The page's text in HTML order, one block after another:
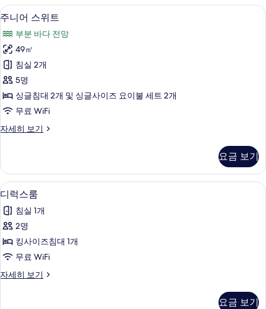
두
보
기
smoking
자
세
히
보
기
주
니
어
스
위
트
사
모
보
기
주니어 스위트 | 객실 내 금고, 책상, 암
4
주니어 스위트
부분 바다 전망
49㎡
침실 2개
5명
싱글침대 2개 및 싱글사이즈 요이불 세트 2개
무료 WiFi
자세히 보기
주
위
트
자
세
히
보
요금 보기
디
럭
스
룸
사
모
디럭스룸 | 객실 내 금고, 책상, 암막 커
5
디럭스룸
침실 1개
2명
킹사이즈침대 1개
무료 WiFi
자세히 보기
디
요금 보기